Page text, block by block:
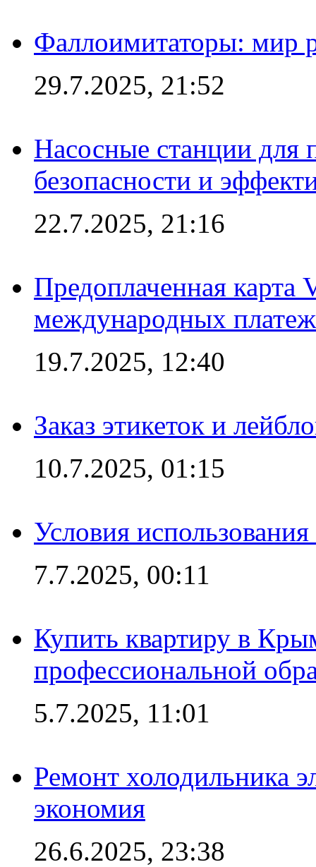
Фаллоимитаторы: мир
29.7.2025, 21:52
Насосные станции для
безопасности и
22.7.2025, 21:16
Предоплаченная карта
международных
19.7.2025, 12:40
Заказ этикеток и
10.7.2025, 01:15
Условия
7.7.2025, 00:11
Купить квартиру в
профессиональной
5.7.2025, 11:01
Ремонт холодильника
экономия
26.6.2025, 23:38